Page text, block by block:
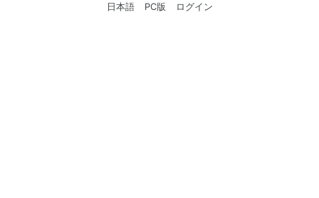
日本語 PC版 ログイン